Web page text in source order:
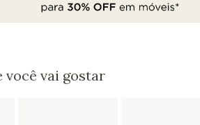
você vai gostar